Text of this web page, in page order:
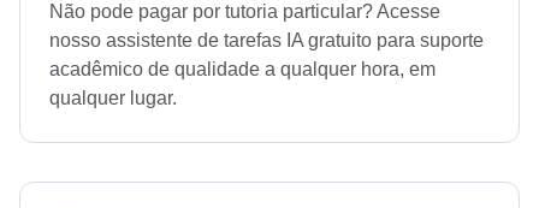
Não pode pagar por tutoria particular? Acesse
nosso assistente de tarefas IA gratuito para suporte
acadêmico de qualidade a qualquer hora, em
qualquer lugar.